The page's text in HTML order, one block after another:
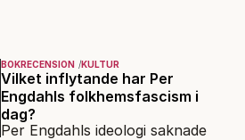
BOKRECENSION KULTUR
Vilket inflytande har Per
Engdahls folkhemsfascism i
dag?
Per Engdahls ideologi saknade